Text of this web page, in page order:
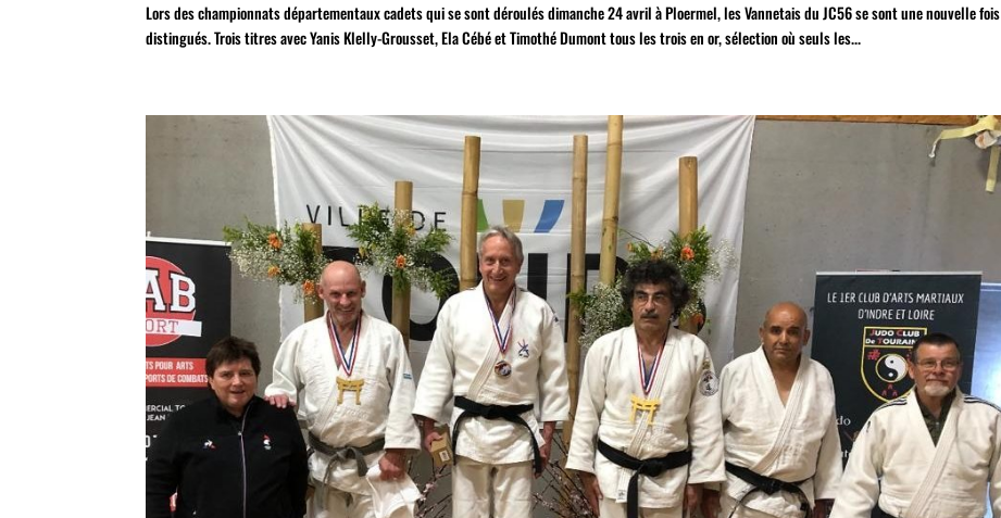
Lors des championnats départementaux cadets qui se sont déroulés dimanche 24 avril à Ploermel, les Vannetais du JC56 se sont une nouvelle fois
distingués. Trois titres avec Yanis Klelly-Grousset, Ela Cébé et Timothé Dumont tous les trois en or, sélection où seuls les...